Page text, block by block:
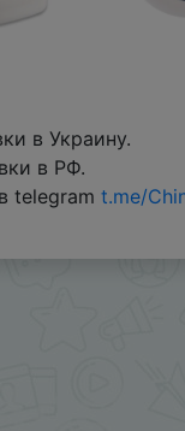
в Украину.
в РФ.
telegram t.me/